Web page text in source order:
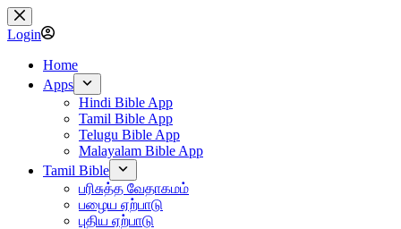
Skip
to
content
Login
Home
Apps
Hindi Bible App
Tamil Bible App
Telugu Bible App
Malayalam Bible App
Tamil Bible
பரிசுத்த வேதாகமம்
பழைய ஏற்பாடு
புதிய ஏற்பாடு